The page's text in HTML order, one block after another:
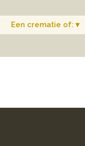
Een crematie of: ▾